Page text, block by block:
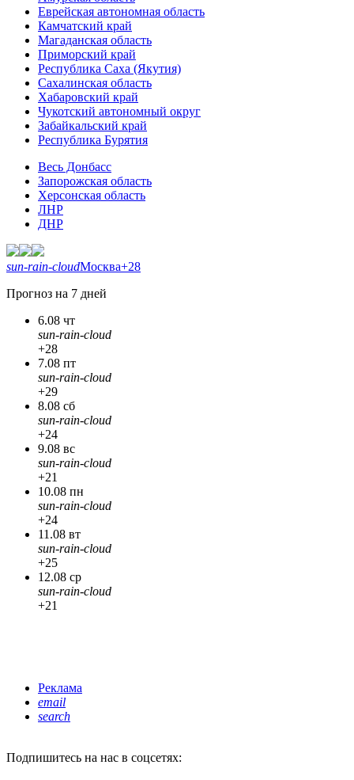
Еврейская автономная область
Камчатский край
Магаданская область
Приморский край
Республика Саха (Якутия)
Сахалинская область
Хабаровский край
Чукотский автономный округ
Забайкальский край
Республика Бурятия
Весь Донбасс
Запорожская область
Херсонская область
ЛНР
ДНР
sun-rain-cloudМосква+28
Прогноз на 7 дней
6.08 чт
sun-rain-cloud
+28
7.08 пт
sun-rain-cloud
+29
8.08 сб
sun-rain-cloud
+24
9.08 вс
sun-rain-cloud
+21
10.08 пн
sun-rain-cloud
+24
11.08 вт
sun-rain-cloud
+25
12.08 ср
sun-rain-cloud
+21
Реклама
email
search
Подпишитесь на нас в соцсетях: